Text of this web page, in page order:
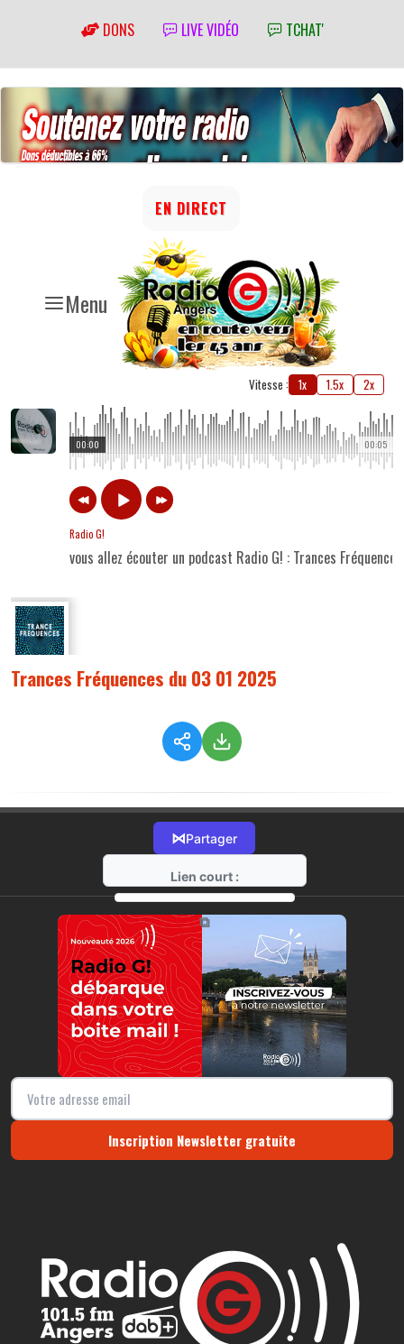
DONS LIVE VIDÉO TCHAT'
Menu
EN DIRECT
Vitesse : 1x 1.5x 2x
00:05
00:00
Radio G!
vous allez écouter un podcast Radio G! : Trances
Trances Fréquences du 03 01 2025
⋈Partager
Lien court :
https://radio-g.fr?16321
⧉
Inscription Newsletter gratuite